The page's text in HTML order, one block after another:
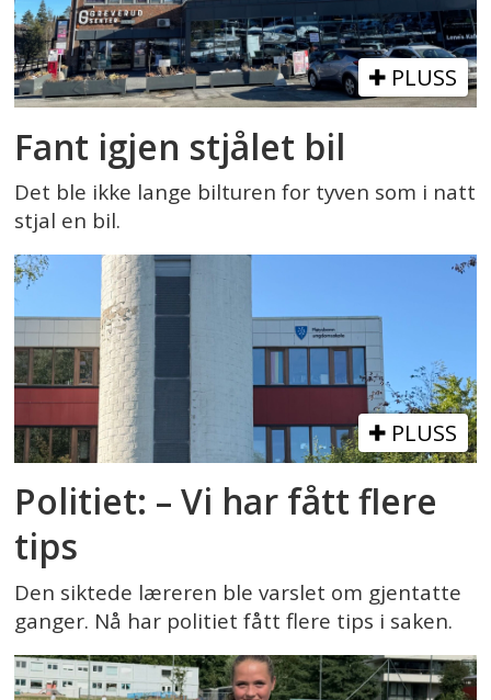
PLUSS
Fant igjen stjålet bil
Det ble ikke lange bilturen for tyven som i natt
stjal en bil.
PLUSS
Politiet: – Vi har fått flere
tips
Den siktede læreren ble varslet om gjentatte
ganger. Nå har politiet fått flere tips i saken.